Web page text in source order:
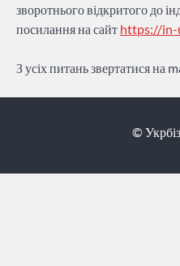
зворотнього відкритого до
посилання на сайт https://in-
З усіх питань звертатися на
©